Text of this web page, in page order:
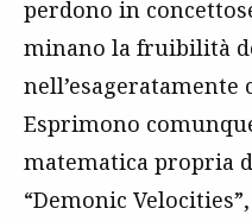
perdono in
minano la fruibilità
nell’esageratamente
Esprimono
matematica propria
“Demonic